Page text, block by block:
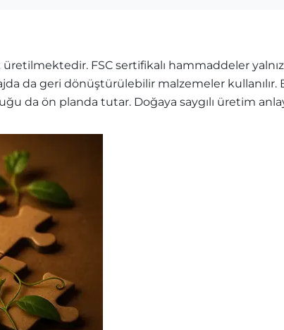
üretilmektedir. FSC sertifikalı hammaddeler
da geri dönüştürülebilir malzemeler kullanılır.
da ön planda tutar. Doğaya saygılı üretim